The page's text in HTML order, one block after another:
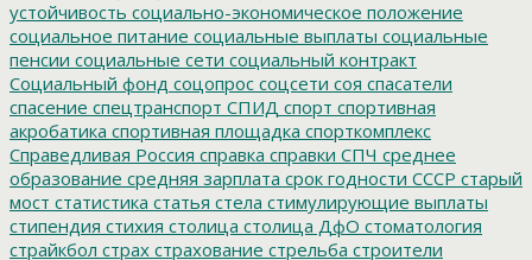
устойчивость социально-экономическое положение
социальное питание социальные выплаты социальные
пенсии социальные сети социальный контракт
Социальный фонд соцопрос соцсети соя спасатели
спасение спецтранспорт СПИД спорт спортивная
акробатика спортивная площадка спорткомплекс
Справедливая Россия справка справки СПЧ среднее
образование средняя зарплата срок годности СССР старый
мост статистика статья стела стимулирующие выплаты
стипендия стихия столица столица ДфО стоматология
страйкбол страх страхование стрельба строители